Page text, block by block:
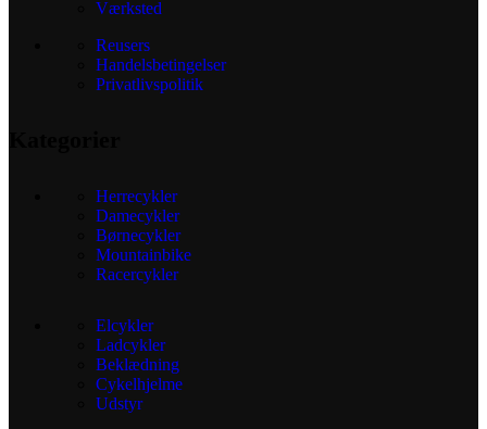
Værksted
Reusers
Handelsbetingelser
Privatlivspolitik
Herrecykler
Damecykler
Børnecykler
Mountainbike
Racercykler
Elcykler
Ladcykler
Beklædning
Cykelhjelme
Udstyr